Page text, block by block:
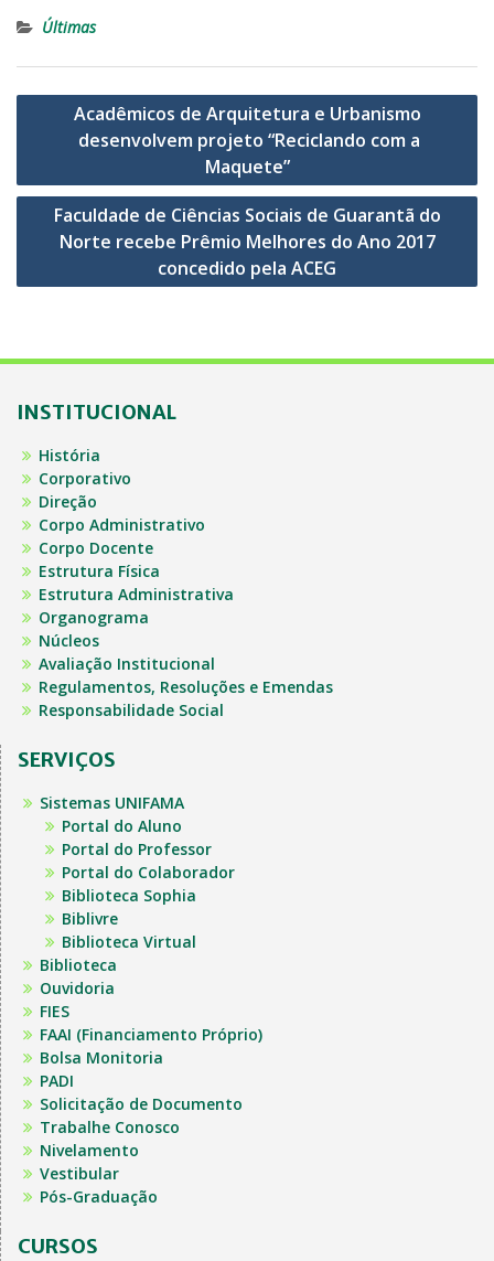
Últimas
Navegação
Acadêmicos de Arquitetura e Urbanismo
desenvolvem projeto “Reciclando com a
Maquete”
Faculdade de Ciências Sociais de Guarantã do
Norte recebe Prêmio Melhores do Ano 2017
concedido pela ACEG
INSTITUCIONAL
História
Corporativo
Direção
Corpo Administrativo
Corpo Docente
Estrutura Física
Estrutura Administrativa
Organograma
Núcleos
Avaliação Institucional
Regulamentos, Resoluções e Emendas
Responsabilidade Social
SERVIÇOS
Sistemas UNIFAMA
Portal do Aluno
Portal do Professor
Portal do Colaborador
Biblioteca Sophia
Biblivre
Biblioteca Virtual
Biblioteca
Ouvidoria
FIES
FAAI (Financiamento Próprio)
Bolsa Monitoria
PADI
Solicitação de Documento
Trabalhe Conosco
Nivelamento
Vestibular
Pós-Graduação
CURSOS